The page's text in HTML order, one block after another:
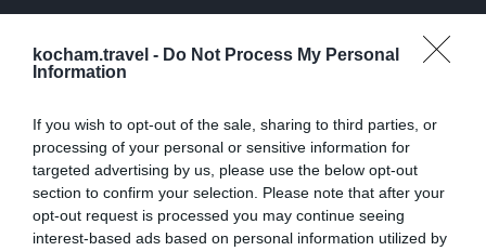
kocham.travel - Do Not Process My Personal
Information
If you wish to opt-out of the sale, sharing to third parties, or
processing of your personal or sensitive information for
targeted advertising by us, please use the below opt-out
section to confirm your selection. Please note that after your
opt-out request is processed you may continue seeing
interest-based ads based on personal information utilized by
Z fruttas to rodzaj lokalnej pizzy z typowymi dla
Sardynii składnikami, takimi jak oliwa z oliwek,
można łatwo znaleźć na ulicach Olbii i w okolicach.
Każdy region Sardynii ma swoje unikalne składniki
do tej potrawy, co sprawia, że jest ona różnorodna
w smaku.